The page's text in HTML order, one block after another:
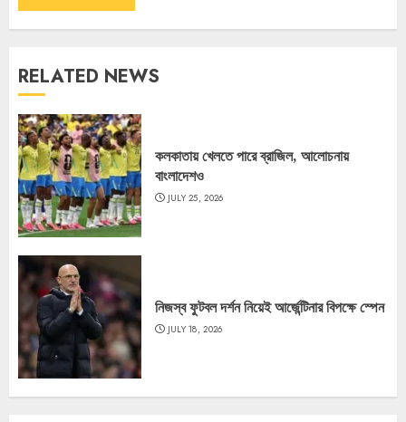
RELATED NEWS
কলকাতায় খেলতে পারে ব্রাজিল, আলোচনায়
বাংলাদেশও
JULY 25, 2026
নিজস্ব ফুটবল দর্শন নিয়েই আর্জেন্টিনার বিপক্ষে স্পেন
JULY 18, 2026